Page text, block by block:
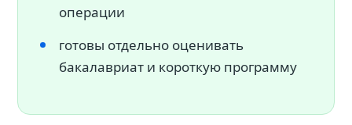
операции
готовы отдельно оценивать
бакалавриат и короткую программу